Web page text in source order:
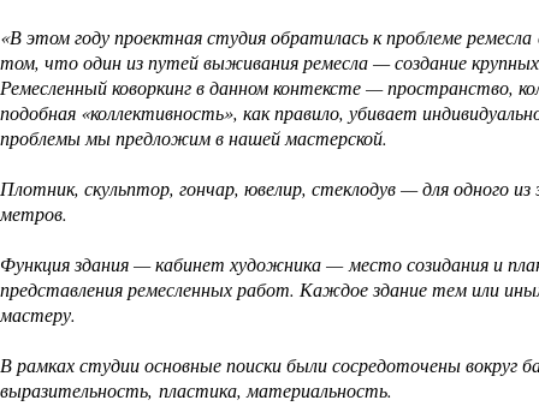
«В этом году проектная студия обратилась к проблеме
том, что один из путей выживания ремесла — создание
Ремесленный коворкинг в данном контексте — пространство,
подобная «коллективность», как правило, убивает
проблемы мы предложим в нашей мастерской.
Плотник, скульптор, гончар, ювелир, стеклодув — для одного
метров.
Функция здания — кабинет художника — место созидания и
представления ремесленных работ. Каждое здание тем или
мастеру.
В рамках студии основные поиски были сосредоточены
выразительность, пластика, материальность.